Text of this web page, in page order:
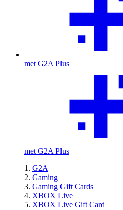
met G2A Plus
met G2A Plus
G2A
Gaming
Gaming Gift Cards
XBOX Live
XBOX Live Gift Card